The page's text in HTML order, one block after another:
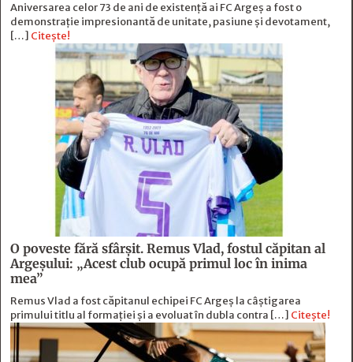
Aniversarea celor 73 de ani de existență ai FC Argeș a fost o
demonstrație impresionantă de unitate, pasiune și devotament,
[…] Citește!
O poveste fără sfârşit. Remus Vlad, fostul căpitan al
Argeşului: „Acest club ocupă primul loc în inima
mea”
Remus Vlad a fost căpitanul echipei FC Argeș la câștigarea
primului titlu al formației și a evoluat în dubla contra […] Citește!